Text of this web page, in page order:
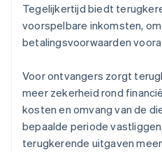
Tegelijkertijd biedt
voorspelbare inkomsten,
betalingsvoorwaarden
Voor ontvangers zorgt
meer zekerheid rond
kosten en omvang van de
bepaalde periode
terugkerende uitgaven